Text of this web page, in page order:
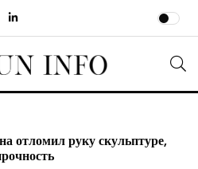
отломил руку скульптуре,